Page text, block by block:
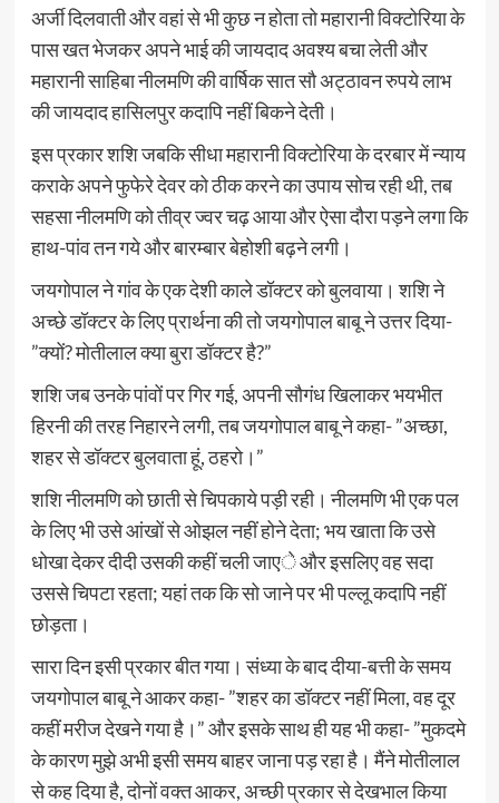
अर्जी दिलवाती और वहां से भी कुछ न होता तो महारानी विक्टोरिया के
पास खत भेजकर अपने भाई की जायदाद अवश्य बचा लेती और
महारानी साहिबा नीलमणि की वार्षिक सात सौ अट्ठावन रुपये लाभ
की जायदाद हासिलपुर कदापि नहीं बिकने देती।
इस प्रकार शशि जबकि सीधा महारानी विक्टोरिया के दरबार में न्याय
कराके अपने फुफेरे देवर को ठीक करने का उपाय सोच रही थी, तब
सहसा नीलमणि को तीव्र ज्वर चढ़ आया और ऐसा दौरा पड़ने लगा कि
हाथ-पांव तन गये और बारम्बार बेहोशी बढ़ने लगी।
जयगोपाल ने गांव के एक देशी काले डॉक्टर को बुलवाया। शशि ने
अच्छे डॉक्टर के लिए प्रार्थना की तो जयगोपाल बाबू ने उत्तर दिया-
”क्यों? मोतीलाल क्या बुरा डॉक्टर है?”
शशि जब उनके पांवों पर गिर गई, अपनी सौगंध खिलाकर भयभीत
हिरनी की तरह निहारने लगी, तब जयगोपाल बाबू ने कहा- ”अच्छा,
शहर से डॉक्टर बुलवाता हूं, ठहरो।”
शशि नीलमणि को छाती से चिपकाये पड़ी रही। नीलमणि भी एक पल
के लिए भी उसे आंखों से ओझल नहीं होने देता; भय खाता कि उसे
धोखा देकर दीदी उसकी कहीं चली जाएे और इसलिए वह सदा
उससे चिपटा रहता; यहां तक कि सो जाने पर भी पल्लू कदापि नहीं
छोड़ता।
सारा दिन इसी प्रकार बीत गया। संध्या के बाद दीया-बत्ती के समय
जयगोपाल बाबू ने आकर कहा- ”शहर का डॉक्टर नहीं मिला, वह दूर
कहीं मरीज देखने गया है।” और इसके साथ ही यह भी कहा- ”मुकदमे
के कारण मुझे अभी इसी समय बाहर जाना पड़ रहा है। मैंने मोतीलाल
से कह दिया है, दोनों वक्त आकर, अच्छी प्रकार से देखभाल किया